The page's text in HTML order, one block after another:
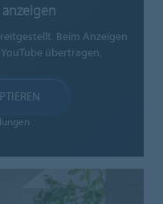
Beim Anzeigen
übertragen.